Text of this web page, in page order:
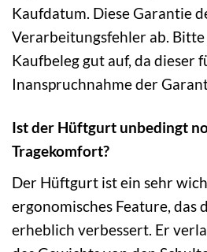
Kaufdatum. Diese Garantie
Verarbeitungsfehler ab.
Kaufbeleg gut auf, da dieser
Inanspruchnahme der
Ist der Hüftgurt unbedingt
Tragekomfort?
Der Hüftgurt ist ein sehr
ergonomisches Feature, das
erheblich verbessert. Er